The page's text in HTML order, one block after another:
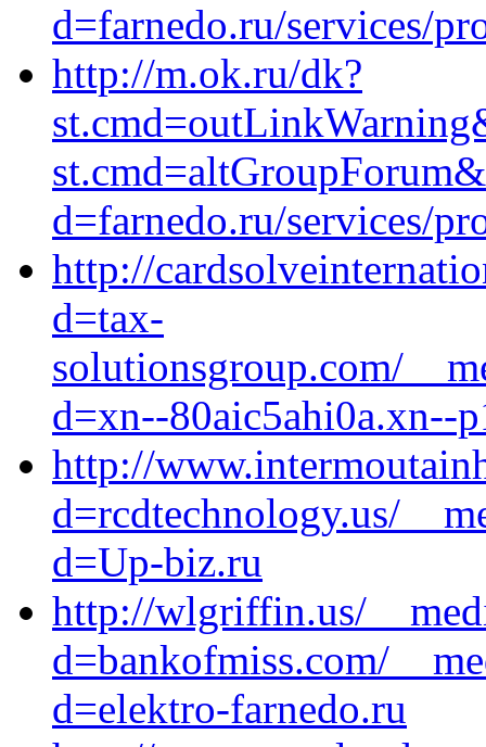
d=farnedo.ru/services/
http://m.ok.ru/dk?
d=farnedo.ru/services/
http://
d=tax-
solutionsgroup.com/
d=xn--80aic5ahi0a.xn--
http://
d=rcdtechnology.us/
d=Up-biz.ru
http://wlgriffin.us/
d=bankofmiss.com/
d=elektro-farnedo.ru